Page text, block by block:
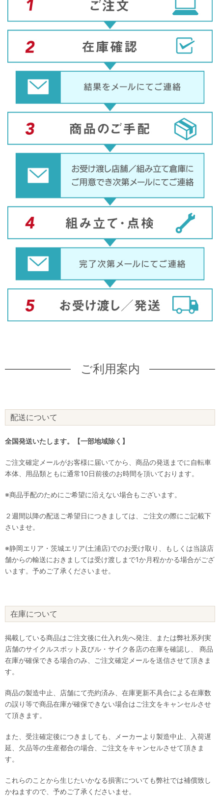
ご利用案内
配送について
全国発送いたします。【一部地域除く】
ご注文確定メールがお客様に届いてから、商品の発送までに自転車
本体、用品類ともに通常10日前後のお時間を頂いております。
※商品手配のためにご希望に沿えない場合もございます。
２週間以降の配送ご希望日につきましては、ご注文の際にご記載下
さいませ。
※静岡エリア・茨城エリア(土浦店)でのお受け取り、もしくは当該店
舗からの輸送におきましては受け渡しまで1か月程かかる場合がござ
います。予めご了承くださいませ。
在庫について
掲載している商品はご注文後に仕入れ先へ発注、または弊社系列実
店舗のサイクルスポット及びル・サイク各店の在庫を確認し、 商品
在庫が確保できる場合のみ、ご注文確定メールを送信させて頂きま
す。
商品の製造中止、店舗にて売約済み、在庫更新不具合による在庫数
の誤り等で商品在庫が確保できない場合はご注文をキャンセルさせ
て頂きます。
また、受注確定後につきましても、メーカーより製造中止、入荷遅
延、欠品等の生産都合の場合、ご注文をキャンセルさせて頂きま
す。
これらのことから生じたいかなる損害についても弊社では補償致し
かねますので、予めご了承くださいませ。